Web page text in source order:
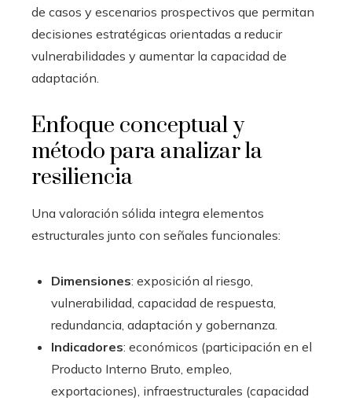
de casos y escenarios prospectivos que permitan
decisiones estratégicas orientadas a reducir
vulnerabilidades y aumentar la capacidad de
adaptación.
Enfoque conceptual y
método para analizar la
resiliencia
Una valoración sólida integra elementos
estructurales junto con señales funcionales:
Dimensiones: exposición al riesgo,
vulnerabilidad, capacidad de respuesta,
redundancia, adaptación y gobernanza.
Indicadores: económicos (participación en el
Producto Interno Bruto, empleo,
exportaciones), infraestructurales (capacidad